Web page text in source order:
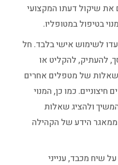
את שיקול דעתו המקצועי
בטיפול במטופליו.
לשימוש אישי בלבד. חל
להעתיק, להקליט או
שאלות של מטפלים אחרים
חיצוניים. כמו כן, המנוי
ולהציג שאלות
הידע של הקהילה
שיח מכבד, ענייני